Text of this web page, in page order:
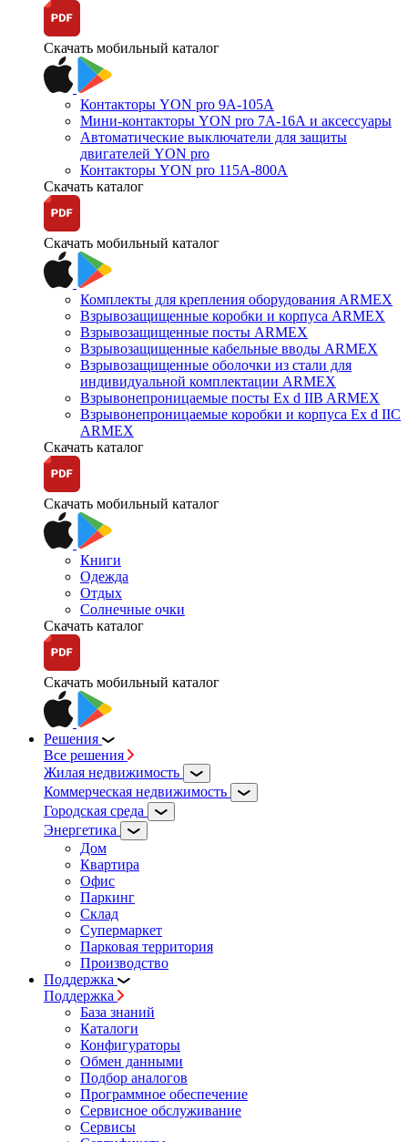
Скачать мобильный каталог
Контакторы YON pro 9А-105А
Мини-контакторы YON pro 7А-16А и аксессуары
Автоматические выключатели для защиты
двигателей YON pro
Контакторы YON pro 115А-800А
Скачать каталог
Скачать мобильный каталог
Комплекты для крепления оборудования ARMEX
Взрывозащищенные коробки и корпуса ARMEX
Взрывозащищенные посты ARMEX
Взрывозащищенные кабельные вводы ARMEX
Взрывозащищенные оболочки из стали для
индивидуальной комплектации ARMEX
Взрывонепроницаемые посты Ex d IIB ARMEX
Взрывонепроницаемые коробки и корпуса Ex d IIС
ARMEX
Скачать каталог
Скачать мобильный каталог
Книги
Одежда
Отдых
Солнечные очки
Скачать каталог
Скачать мобильный каталог
Решения
Все решения
Жилая недвижимость
Коммерческая недвижимость
Городская среда
Энергетика
Дом
Квартира
Офис
Паркинг
Склад
Супермаркет
Парковая территория
Производство
Поддержка
Поддержка
База знаний
Каталоги
Конфигураторы
Обмен данными
Подбор аналогов
Программное обеспечение
Сервисное обслуживание
Сервисы